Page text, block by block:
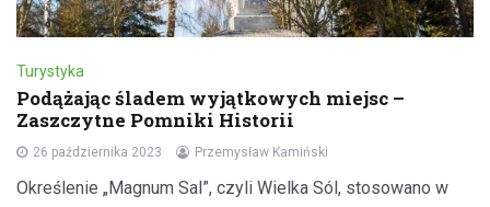
Turystyka
Podążając śladem wyjątkowych miejsc –
Zaszczytne Pomniki Historii
26 października 2023 Przemysław Kamiński
Określenie „Magnum Sal”, czyli Wielka Sól, stosowano w